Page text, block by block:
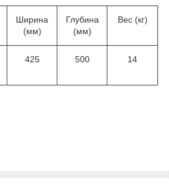
Ширина
(мм)
Глубина
(мм)
Вес (кг)
425 500 14